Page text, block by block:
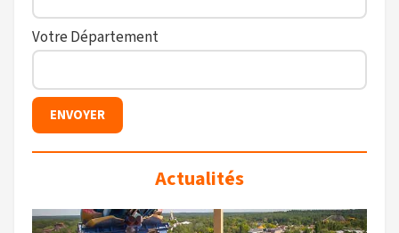
Votre Département
Actualités